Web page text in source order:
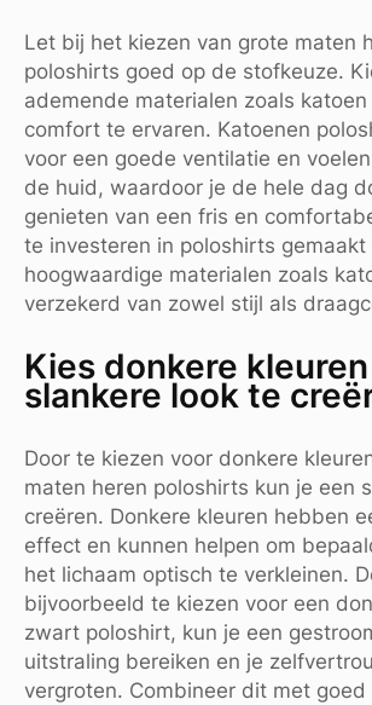
Let bij het kiezen van grote maten
poloshirts goed op de stofkeuze.
ademende materialen zoals
comfort te ervaren. Katoenen
voor een goede ventilatie en
de huid, waardoor je de hele dag
genieten van een fris en
te investeren in poloshirts gemaakt
hoogwaardige materialen zoals
verzekerd van zowel stijl als
Kies donkere
slankere look te
Door te kiezen voor donkere
maten heren poloshirts kun je een
creëren. Donkere kleuren hebben
effect en kunnen helpen om
het lichaam optisch te verkleinen.
bijvoorbeeld te kiezen voor een
zwart poloshirt, kun je een
uitstraling bereiken en je
vergroten. Combineer dit met goed